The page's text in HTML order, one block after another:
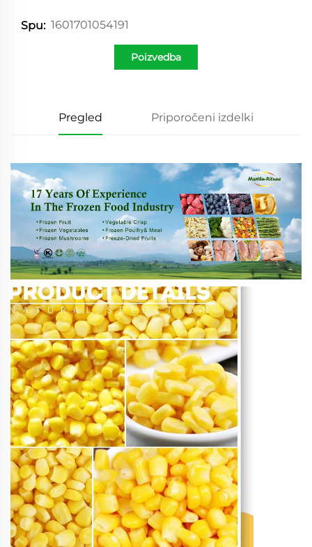
Spu: 1601701054191
Poizvedba
Pregled Priporočeni izdelki